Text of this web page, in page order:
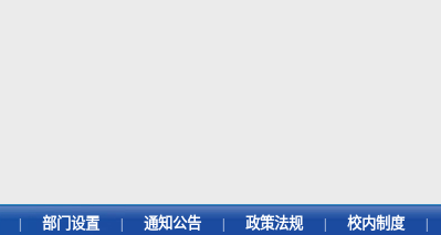
部门设置 通知公告 政策法规 校内制度